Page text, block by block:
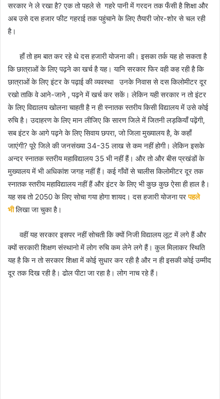
सरकार ने ले रखा है? एक तो पहले से गहरे पानी में गरदन तक फँसी है शिक्षा और
अब उसे दस हजार फीट गहराई तक पहुंचाने के लिए तैयारी जोर-शोर से चल रही
है।
हाँ तो हम बात कर रहे थे दस हजारी योजना की। इसका तर्क यह हो सकता है
कि छात्राओं के लिए पढ़ने का खर्च है यह। यानि सरकार फिर वही कह रही है कि
छात्राओं के लिए इंटर के पढ़ाई की व्यवस्था उनके निवास से दस किलोमीटर दूर
रखो ताकि वे आने-जाने , पढ़ने में खर्च कर सकें। लेकिन यही सरकार न तो इंटर
के लिए विद्यालय खोलना चाहती है न ही स्नातक स्तरीय किसी विद्यालय में उसे कोई
रुचि है। उदाहरण के लिए मान लीजिए कि सारण जिले में जितनी लड़कियाँ पढ़ेंगी,
सब इंटर के आगे पढ़ने के लिए सिवाय छपरा, जो जिला मुख्यालय है, के कहाँ
जाएंगी? पूरे जिले की जनसंख्या 34-35 लाख से कम नहीं होगी। लेकिन इसके
अन्दर स्नातक स्तरीय महाविद्यालय 35 भी नहीं हैं। और तो और बीस प्रखंडों के
मुख्यालय में भी अधिकांश जगह नहीं हैं। कई गाँवों से चालीस किलोमीटर दूर तक
स्नातक स्तरीय महाविद्यालय नहीं हैं और इंटर के लिए भी कुछ कुछ ऐसा ही हाल है।
यह सब तो 2050 के लिए सोचा गया होगा शायद। दस हजारी योजना परपहले
भीलिखा जा चुका है।
वहीं यह सरकार इसपर नहीं सोचती कि क्यों निजी विद्यालय लूट में लगे हैं और
क्यों सरकारी शिक्षण संस्थानो में लोग रुचि कम लेने लगे हैं। कुल मिलाकर स्थिति
यह है कि न तो सरकार शिक्षा में कोई सुधार कर रही है और न ही इसकी कोई उम्मीद
दूर तक दिख रही है। ढोल पीटा जा रहा है। लोग नाच रहे हैं।